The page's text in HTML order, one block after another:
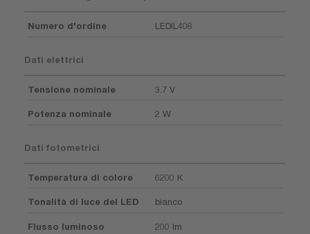
Numero d'ordine LEDIL408
Dati elettrici
Tensione nominale 3.7 V
Potenza nominale 2 W
Dati fotometrici
Temperatura di colore 6200 K
Tonalità di luce del LED bianco
Flusso luminoso 200 lm